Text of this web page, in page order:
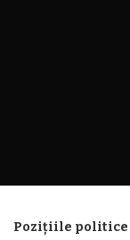
Pozițiile politice